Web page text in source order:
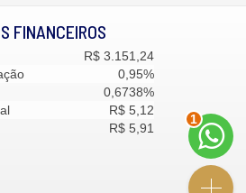
FINANCEIROS
R$ 3.151,24
0,95%
0,6738%
R$ 5,12
R$ 5,91
1